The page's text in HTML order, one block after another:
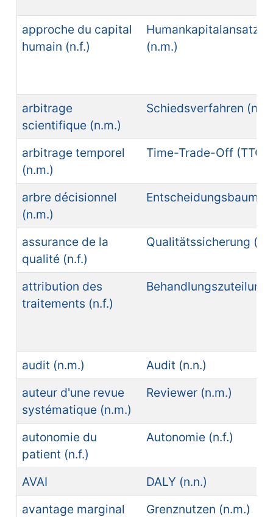
approche du capital
humain (n.f.)
Humankapitalansatz
(n.m.)
arbitrage
scientifique (n.m.)
Schiedsverfahren
arbitrage temporel
(n.m.)
Time-Trade-Off (TTO)
arbre décisionnel
(n.m.)
Entscheidungsbaum
assurance de la
qualité (n.f.)
Qualitätssicherung
attribution des
traitements (n.f.)
Behandlungszuteilung
audit (n.m.)
Audit (n.n.)
auteur d'une revue
systématique (n.m.)
Reviewer (n.m.)
autonomie du
patient (n.f.)
Autonomie (n.f.)
AVAI
DALY (n.n.)
avantage marginal
Grenznutzen (n.m.)